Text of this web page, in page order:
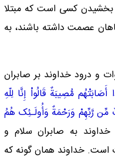
بخشیدن کسی است که مبتلا
عصمت داشته باشند، به
و درود خداوند بر صابران
أَصَابَتْهُم مُّصِیبَةٌ قَالُواْ إِنَّا لِلّهِ
مِّن رَّبِّهِمْ وَرَحْمَةٌ وَأُولَـئِک هُمُ
بنابراین خداوند به صابران سلام و
است. خداوند‌‌ همان گونه که